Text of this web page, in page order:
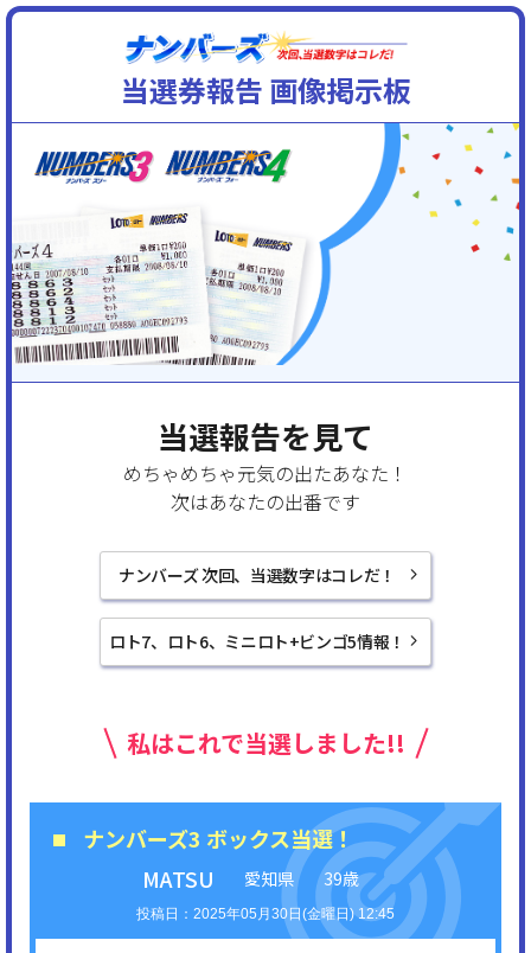
当選券報告 画像掲示板
当選報告を見て
めちゃめちゃ元気の出たあなた！
次はあなたの出番です
ナンバーズ 次回、当選数字はコレだ！
ロト7、ロト6、ミニロト+ビンゴ5情報！
私はこれで当選しました!!
ナンバーズ3 ボックス当選！
MATSU
愛知県 39歳
2025年05月30日(金曜日) 12:45